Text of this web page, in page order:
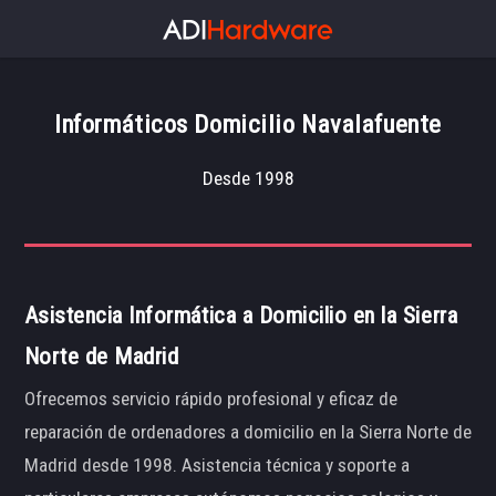
Informáticos Domicilio Navalafuente
Desde 1998
Asistencia Informática a Domicilio en la Sierra
Norte de Madrid
Ofrecemos servicio rápido profesional y eficaz de
reparación de ordenadores a domicilio en la Sierra Norte de
Madrid desde 1998. Asistencia técnica y soporte a